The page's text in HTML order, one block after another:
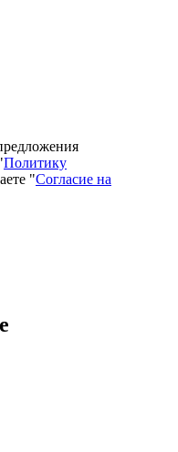
Политику
"Согласие на